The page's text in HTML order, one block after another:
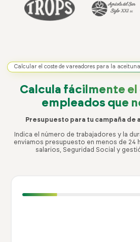
Calcular el coste de vareadores para la
Calcula fácilmente
empleados que
Presupuesto para tu campaña de
Indica el número de trabajadores y la
enviamos presupuesto en menos de 24
salarios, Seguridad Social y